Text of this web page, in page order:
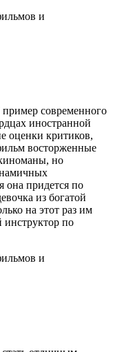
современного
иностранной
оценки критиков,
восторженные
но
она придется по
из богатой
на этот раз им
инструктор по